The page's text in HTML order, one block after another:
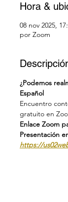
Hora &
08 nov 2025,
por Zoom
¿Podemos
Español
Encuentro
gratuito en
Enlace Zoom
Presentación
https://